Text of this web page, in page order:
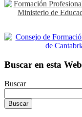
Buscar en esta Web
Buscar